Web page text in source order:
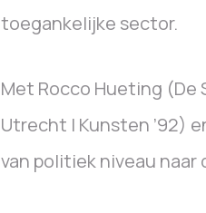
toegankelijke sector.
Met Rocco Hueting
Utrecht | Kunsten ’92)
van politiek niveau naar